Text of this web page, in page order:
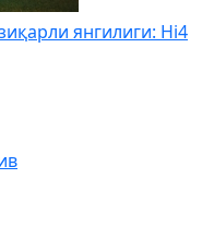
янгилиги: Hi4